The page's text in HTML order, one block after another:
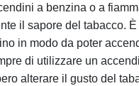
a benzina o a
il sapore del tabacco.
in modo da poter
di utilizzare un
alterare il gusto del